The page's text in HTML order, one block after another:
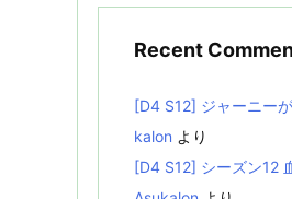
Recent
[D4 S12] ジャーニー
kalon より
[D4 S12] シーズン12